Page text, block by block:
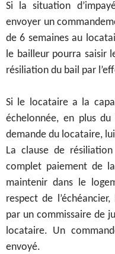
Si la situation
envoyer un
de 6 semaines au
le bailleur pourra saisir
résiliation du bail par
Si le locataire a la
échelonnée, en plus
demande du locataire,
La clause de
complet paiement de
maintenir dans le
respect de
par un commissaire de
locataire. Un
envoyé.